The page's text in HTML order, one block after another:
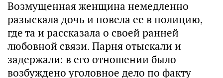
Возмущенная женщина немедленно
разыскала дочь и повела ее в полицию,
где та и рассказала о своей ранней
любовной связи. Парня отыскали и
задержали: в его отношении было
возбуждено уголовное дело по факту